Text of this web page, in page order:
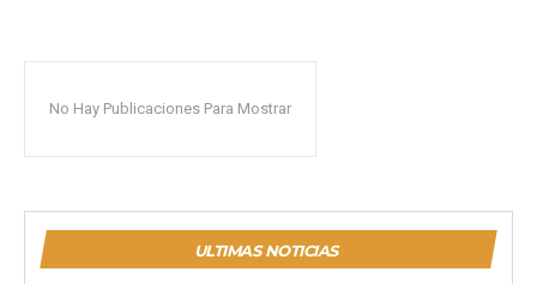
No Hay Publicaciones Para Mostrar
ULTIMAS NOTICIAS